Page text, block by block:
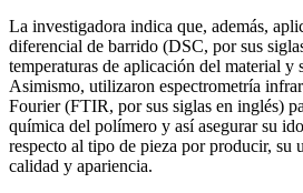
La investigadora indica que, además,
diferencial de barrido (DSC, por sus
temperaturas de aplicación del material y
Asimismo, utilizaron espectrometría
Fourier (FTIR, por sus siglas en inglés)
química del polímero y así asegurar su
respecto al tipo de pieza por producir, su
calidad y apariencia.